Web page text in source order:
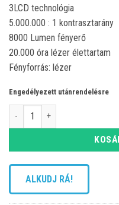
3LCD technológia
5.000.000 : 1 kontrasztarány
8000 Lumen fényerő
20.000 óra lézer élettartam
Fényforrás: lézer
Engedélyezett utánrendelésre
Epson EB-PQ2008 projektor
ALKUDJ RÁ!